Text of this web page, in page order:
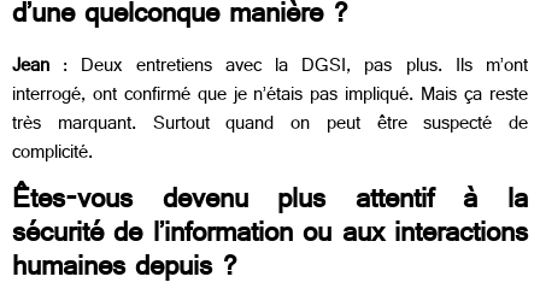
d’une quelconque manière ?
Jean : Deux entretiens avec la DGSI, pas plus. Ils m’ont
interrogé, ont confirmé que je n’étais pas impliqué. Mais ça reste
très marquant. Surtout quand on peut être suspecté de
complicité.
Êtes-vous devenu plus attentif à la
sécurité de l’information ou aux interactions
humaines depuis ?